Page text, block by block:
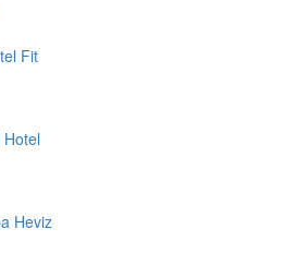
Fit
Heviz